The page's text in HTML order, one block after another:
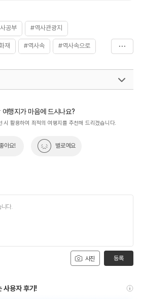
공부 #역사관광지
재 #역사속 #역사속으로
여행지가 마음에 드시나요?
시 활용하여 최적의 여행지를 추천해 드리겠습니다.
아요! 별로예요
사진 등록
사용자 후기!